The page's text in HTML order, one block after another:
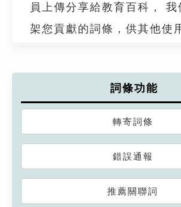
員上傳分享給教育百科， 我
架您貢獻的詞條，供其他使
詞條功能
轉寄詞條
錯誤通報
推薦關聯詞